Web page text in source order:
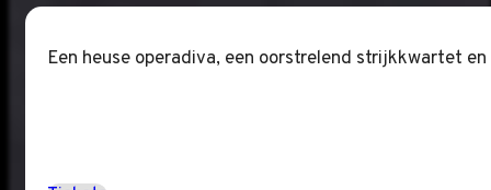
Een heuse operadiva, een oorstrelend strijkkwartet